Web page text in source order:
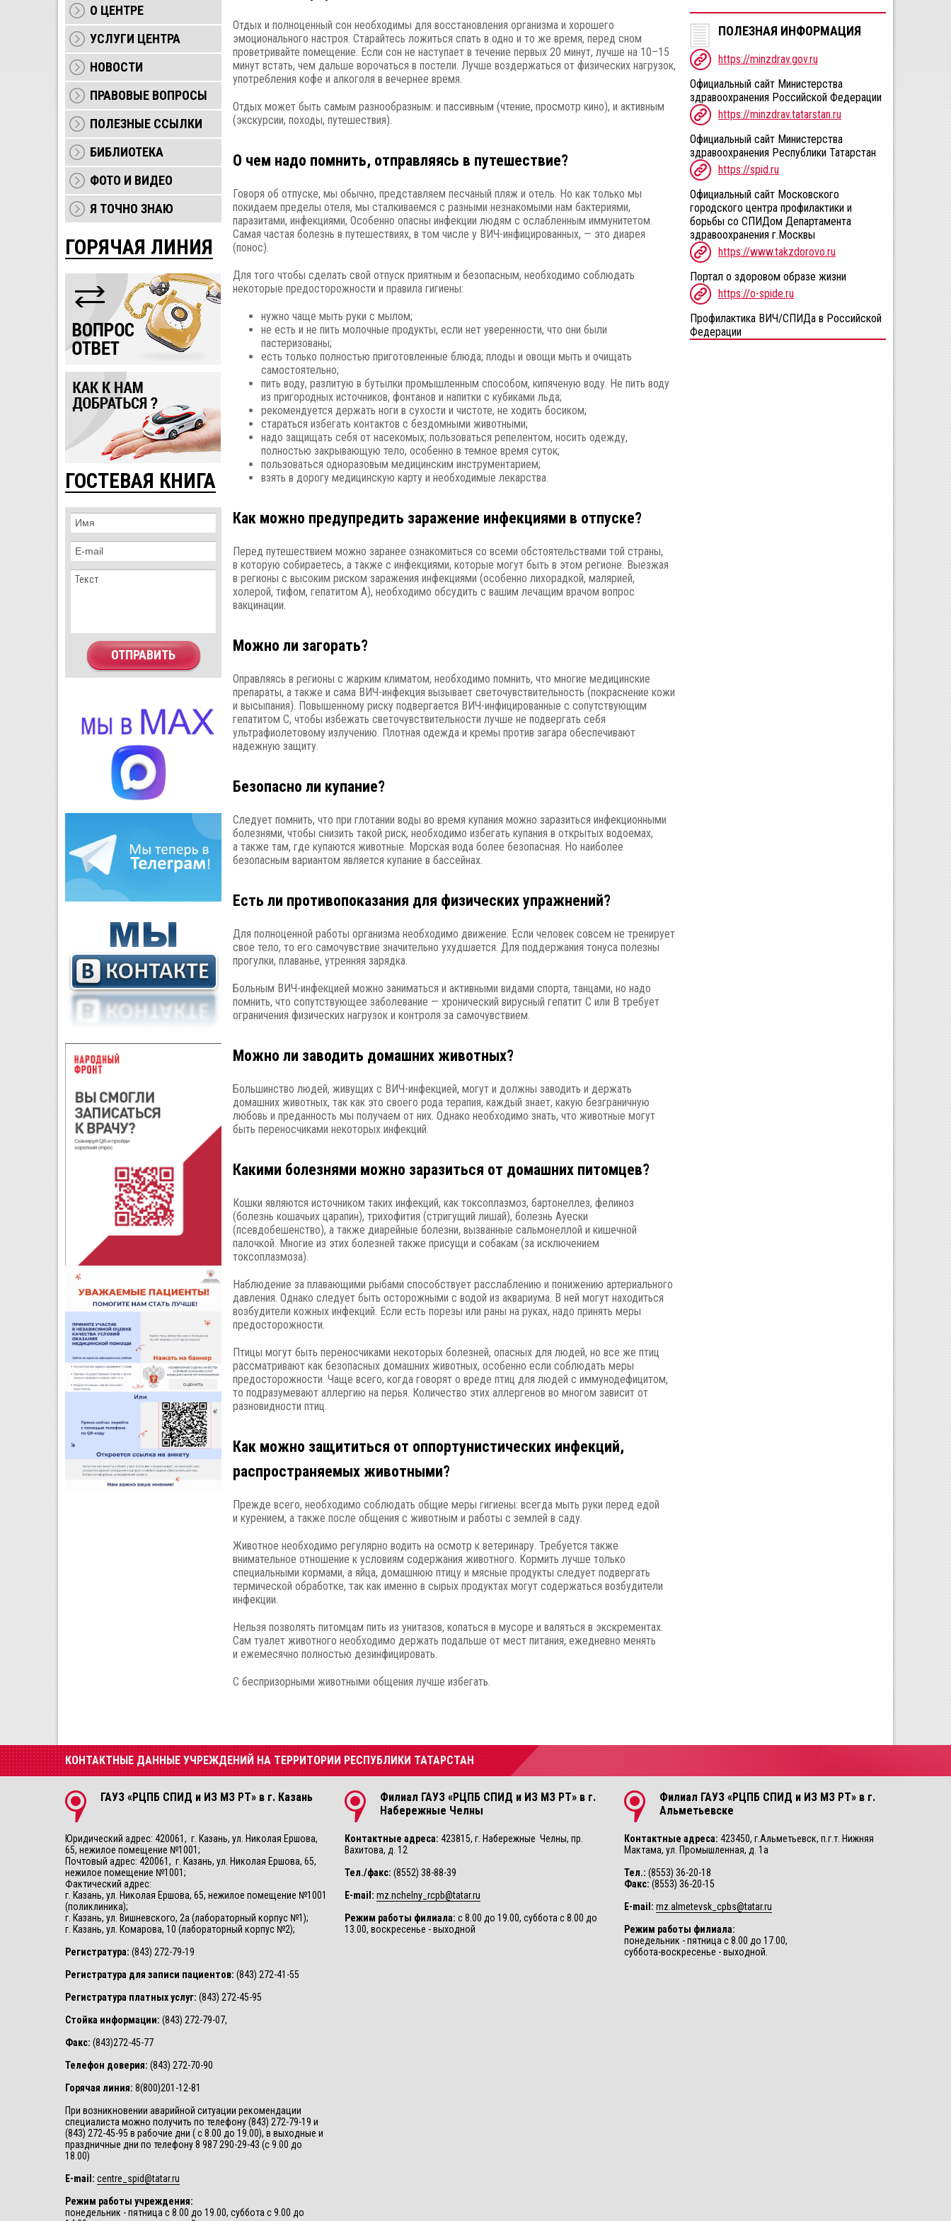
О ЦЕНТРЕ
УСЛУГИ ЦЕНТРА
НОВОСТИ
ПРАВОВЫЕ ВОПРОСЫ
ПОЛЕЗНЫЕ ССЫЛКИ
БИБЛИОТЕКА
ФОТО И ВИДЕО
Я ТОЧНО ЗНАЮ
ГОРЯЧАЯ ЛИНИЯ
ГОСТЕВАЯ КНИГА
ОТПРАВИТЬ
ПОЛЕЗНАЯ ИНФОРМАЦИЯ
https://minzdrav.gov.ru
Официальный сайт Министерства
здравоохранения Российской Федерации
https://minzdrav.tatarstan.ru
Официальный сайт Министерства
здравоохранения Республики Татарстан
https://spid.ru
Официальный сайт Московского
городского центра профилактики и
борьбы со СПИДом Департамента
здравоохранения г.Москвы
https://www.takzdorovo.ru
Портал о здоровом образе жизни
https://o-spide.ru
Профилактика ВИЧ/СПИДа в Российской
Федерации
Отдых и полноценный сон необходимы для восстановления организма и хорошего
эмоционального настроя. Старайтесь ложиться спать в одно и то же время, перед сном
проветривайте помещение. Если сон не наступает в течение первых 20 минут, лучше на 10–15
минут встать, чем дальше ворочаться в постели. Лучше воздержаться от физических нагрузок,
употребления кофе и алкоголя в вечернее время.
Отдых может быть самым разнообразным: и пассивным (чтение, просмотр кино), и активным
(экскурсии, походы, путешествия).
О чем надо помнить, отправляясь в путешествие?
Говоря об отпуске, мы обычно, представляем песчаный пляж и отель. Но как только мы
покидаем пределы отеля, мы сталкиваемся с разными незнакомыми нам бактериями,
паразитами, инфекциями, Особенно опасны инфекции людям с ослабленным иммунитетом.
Самая частая болезнь в путешествиях, в том числе у ВИЧ-инфицированных, — это диарея
(понос).
Для того чтобы сделать свой отпуск приятным и безопасным, необходимо соблюдать
некоторые предосторожности и правила гигиены:
нужно чаще мыть руки с мылом;
не есть и не пить молочные продукты, если нет уверенности, что они были
пастеризованы;
есть только полностью приготовленные блюда; плоды и овощи мыть и очищать
самостоятельно;
пить воду, разлитую в бутылки промышленным способом, кипяченую воду. Не пить воду
из пригородных источников, фонтанов и напитки с кубиками льда;
рекомендуется держать ноги в сухости и чистоте, не ходить босиком;
стараться избегать контактов с бездомными животными;
надо защищать себя от насекомых; пользоваться репелентом, носить одежду,
полностью закрывающую тело, особенно в темное время суток;
пользоваться одноразовым медицинским инструментарием;
взять в дорогу медицинскую карту и необходимые лекарства.
Как можно предупредить заражение инфекциями в отпуске?
Перед путешествием можно заранее ознакомиться со всеми обстоятельствами той страны,
в которую собираетесь, а также с инфекциями, которые могут быть в этом регионе. Выезжая
в регионы с высоким риском заражения инфекциями (особенно лихорадкой, малярией,
холерой, тифом, гепатитом А), необходимо обсудить с вашим лечащим врачом вопрос
вакцинации.
Можно ли загорать?
Оправляясь в регионы с жарким климатом, необходимо помнить, что многие медицинские
препараты, а также и сама ВИЧ-инфекция вызывает светочувствительность (покраснение кожи
и высыпания). Повышенному риску подвергается ВИЧ-инфицированные с сопутствующим
гепатитом С, чтобы избежать светочувствительности лучше не подвергать себя
ультрафиолетовому излучению. Плотная одежда и кремы против загара обеспечивают
надежную защиту.
Безопасно ли купание?
Следует помнить, что при глотании воды во время купания можно заразиться инфекционными
болезнями, чтобы снизить такой риск, необходимо избегать купания в открытых водоемах,
а также там, где купаются животные. Морская вода более безопасная. Но наиболее
безопасным вариантом является купание в бассейнах.
Есть ли противопоказания для физических упражнений?
Для полноценной работы организма необходимо движение. Если человек совсем не тренирует
свое тело, то его самочувствие значительно ухудшается. Для поддержания тонуса полезны
прогулки, плаванье, утренняя зарядка.
Больным ВИЧ-инфекцией можно заниматься и активными видами спорта, танцами, но надо
помнить, что сопутствующее заболевание — хронический вирусный гепатит С или В требует
ограничения физических нагрузок и контроля за самочувствием.
Можно ли заводить домашних животных?
Большинство людей, живущих с ВИЧ-инфекцией, могут и должны заводить и держать
домашних животных, так как это своего рода терапия, каждый знает, какую безграничную
любовь и преданность мы получаем от них. Однако необходимо знать, что животные могут
быть переносчиками некоторых инфекций.
Какими болезнями можно заразиться от домашних питомцев?
Кошки являются источником таких инфекций, как токсоплазмоз, бартонеллез, фелиноз
(болезнь кошачьих царапин), трихофития (стригущий лишай), болезнь Ауески
(псевдобешенство), а также диарейные болезни, вызванные сальмонеллой и кишечной
палочкой. Многие из этих болезней также присущи и собакам (за исключением
токсоплазмоза).
Наблюдение за плавающими рыбами способствует расслаблению и понижению артериального
давления. Однако следует быть осторожными с водой из аквариума. В ней могут находиться
возбудители кожных инфекций. Если есть порезы или раны на руках, надо принять меры
предосторожности.
Птицы могут быть переносчиками некоторых болезней, опасных для людей, но все же птиц
рассматривают как безопасных домашних животных, особенно если соблюдать меры
предосторожности. Чаще всего, когда говорят о вреде птиц для людей с иммунодефицитом,
то подразумевают аллергию на перья. Количество этих аллергенов во многом зависит от
разновидности птиц.
Как можно защититься от оппортунистических инфекций,
распространяемых животными?
Прежде всего, необходимо соблюдать общие меры гигиены: всегда мыть руки перед едой
и курением, а также после общения с животным и работы с землей в саду.
Животное необходимо регулярно водить на осмотр к ветеринару. Требуется также
внимательное отношение к условиям содержания животного. Кормить лучше только
специальными кормами, а яйца, домашнюю птицу и мясные продукты следует подвергать
термической обработке, так как именно в сырых продуктах могут содержаться возбудители
инфекции.
Нельзя позволять питомцам пить из унитазов, копаться в мусоре и валяться в экскрементах.
Сам туалет животного необходимо держать подальше от мест питания, ежедневно менять
и ежемесячно полностью дезинфицировать.
С беспризорными животными общения лучше избегать.
КОНТАКТНЫЕ ДАННЫЕ УЧРЕЖДЕНИЙ НА ТЕРРИТОРИИ РЕСПУБЛИКИ ТАТАРСТАН
ГАУЗ «РЦПБ СПИД и ИЗ МЗ РТ» в г. Казань
Юридический адрес: 420061, г. Казань, ул. Николая Ершова,
65, нежилое помещение №1001;
Почтовый адрес: 420061, г. Казань, ул. Николая Ершова, 65,
нежилое помещение №1001;
Фактический адрес:
г. Казань, ул. Николая Ершова, 65, нежилое помещение №1001
(поликлиника);
г. Казань, ул. Вишневского, 2а (лабораторный корпус №1);
г. Казань, ул. Комарова, 10 (лабораторный корпус №2);
Регистратура: (843) 272-79-19
Регистратура для записи пациентов: (843) 272-41-55
Регистратура платных услуг: (843) 272-45-95
Стойка информации: (843) 272-79-07,
Факс: (843)272-45-77
Телефон доверия: (843) 272-70-90
Горячая линия: 8(800)201-12-81
При возникновении аварийной ситуации рекомендации
специалиста можно получить по телефону (843) 272-79-19 и
(843) 272-45-95 в рабочие дни ( с 8.00 до 19.00), в выходные и
праздничные дни по телефону 8 987 290-29-43 (с 9.00 до
18.00)
E-mail: centre_spid@tatar.ru
Режим работы учреждения:
понедельник - пятница с 8.00 до 19.00, суббота с 9.00 до
Филиал ГАУЗ «РЦПБ СПИД и ИЗ МЗ РТ» в г.
Набережные Челны
Контактные адреса: 423815, г. Набережные Челны, пр.
Вахитова, д. 12
Тел./факс: (8552) 38-88-39
E-mail: mz.nchelny_rcpb@tatar.ru
Режим работы филиала: с 8.00 до 19.00, суббота с 8.00 до
13.00, воскресенье - выходной
Филиал ГАУЗ «РЦПБ СПИД и ИЗ МЗ РТ» в г.
Альметьевске
Контактные адреса: 423450, г.Альметьевск, п.г.т. Нижняя
Мактама, ул. Промышленная, д. 1а
Тел.: (8553) 36-20-18
Факс: (8553) 36-20-15
E-mail: mz.almetevsk_cpbs@tatar.ru
Режим работы филиала:
понедельник - пятница с 8.00 до 17.00,
суббота-воскресенье - выходной.